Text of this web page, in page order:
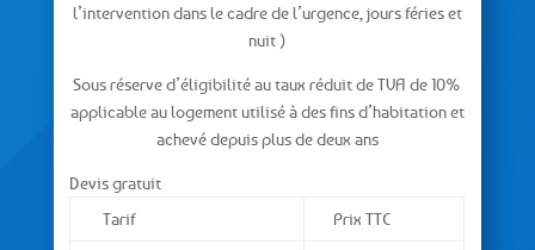
l’intervention dans le cadre de l’urgence, jours féries et
nuit )
Sous réserve d’éligibilité au taux réduit de TVA de 10%
applicable au logement utilisé à des fins d’habitation et
achevé depuis plus de deux ans
Devis gratuit
Tarif
Prix TTC